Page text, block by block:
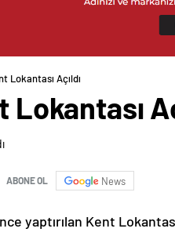
Lokantası Açıldı
Lokantası
ABONE OL News
yaptırılan Kent